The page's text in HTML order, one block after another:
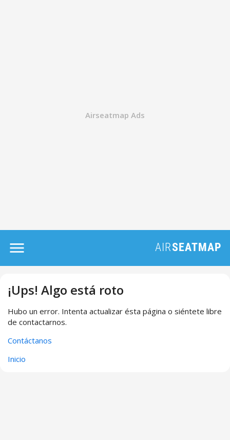
¡Ups! Algo está roto
Hubo un error. Intenta actualizar ésta página o siéntete libre
de contactarnos.
Contáctanos
Inicio